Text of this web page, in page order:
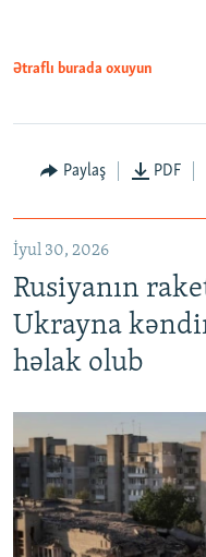
Ətraflı burada oxuyun
Paylaş PDF
İyul 30, 2026
Rusiyanın
Ukrayna
həlak olub